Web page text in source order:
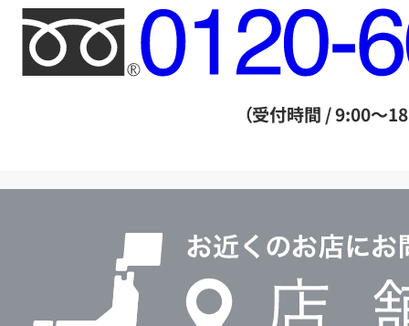
フ
リ
ー
ル
（受付時間 / 9:00～